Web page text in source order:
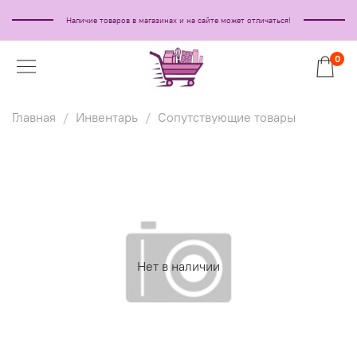
Наличие товаров в магазинах и на сайте может отличаться!
0
Главная Инвентарь Сопутствующие товары
Нет в наличии